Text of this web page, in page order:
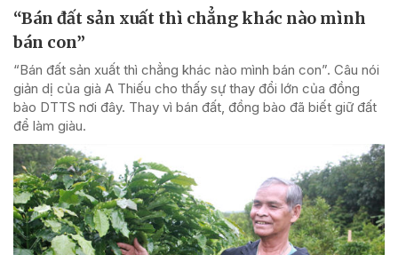
“Bán đất sản xuất thì chẳng khác nào mình
bán con”
“Bán đất sản xuất thì chẳng khác nào mình bán con”. Câu nói
giản dị của già A Thiếu cho thấy sự thay đổi lớn của đồng
bào DTTS nơi đây. Thay vì bán đất, đồng bào đã biết giữ đất
để làm giàu.